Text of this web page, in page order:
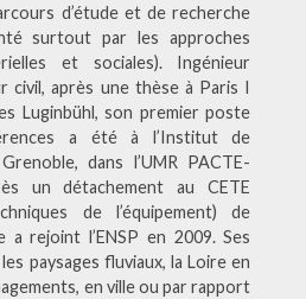
d’étude et de recherche
surtout par les approches
et sociales). Ingénieur
civil, après une thèse à Paris I
Luginbühl, son premier poste
a été à l’Institut de
dans l’UMR PACTE-
un détachement au CETE
de l’équipement) de
a rejoint l’ENSP en 2009. Ses
paysages fluviaux, la Loire en
en ville ou par rapport